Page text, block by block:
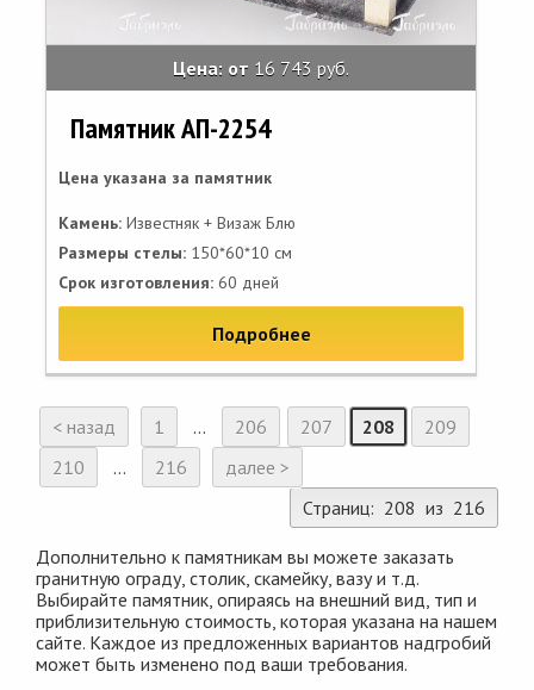
Цена: от 16 743 руб.
Памятник АП-2254
Цена указана за памятник
Камень: Известняк + Визаж Блю
Размеры стелы: 150*60*10 см
Срок изготовления: 60 дней
Подробнее
< назад 1 ... 206 207 208
209
210
... 216
далее >
Страниц: 208 из 216
Дополнительно к памятникам вы можете заказать
гранитную ограду, столик, скамейку, вазу и т.д.
Выбирайте памятник, опираясь на внешний вид, тип и
приблизительную стоимость, которая указана на нашем
сайте. Каждое из предложенных вариантов надгробий
может быть изменено под ваши требования.